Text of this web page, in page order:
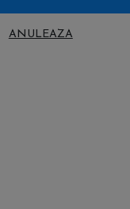
ANULEAZA